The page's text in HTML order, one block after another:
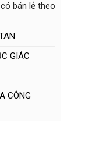
bán lẻ theo
GIÁC
CÔNG